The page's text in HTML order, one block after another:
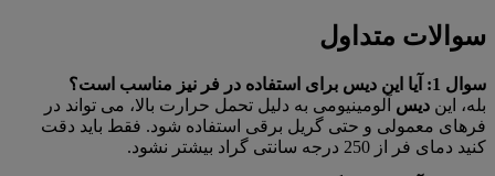
سوالات متداول
سوال 1: آیا این دیس برای استفاده در فر نیز مناسب است؟
بله، این دیس آلومینیومی به دلیل تحمل حرارت بالا، می تواند در
فرهای معمولی و حتی گریل برقی استفاده شود. فقط باید دقت
کنید دمای فر از 250 درجه سانتی گراد بیشتر نشود.